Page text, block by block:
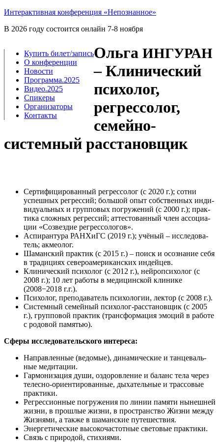
Интерактивная конференция «Непознанное»
В 2026 году состоится онлайн 7-8 ноября
Купить билет/​запись
О конференции
Новости
Программа.2025
Видео.2025
Спикеры
Организаторы
Контакты
Ольга ИНГУРАН
– Клинический
психолог,
регрессолог,
семейно-
системный расстановщик
Сер­ти­фи­ци­ро­ван­ный регрес­со­лог (с 2020 г.); сот­ни
успеш­ных регрес­сий; боль­шой опыт соб­ствен­ных инди­
ви­ду­аль­ных и груп­по­вых погру­же­ний (с 2000 г.); прак­
ти­ка слож­ных регрес­сий; атте­сто­ван­ный член ассо­ци­а­
ции «Созвез­дие регрессологов».
Аспи­ран­ту­ра РАН­ХиГС (2019 г.); учё­ный – иссле­до­ва­
тель; акмеолог.
Шаман­ский прак­тик (с 2015 г.) – поиск и осо­зна­ние себя
в тра­ди­ци­ях севе­ро­аме­ри­кан­ских индейцев.
Кли­ни­че­ский пси­хо­лог (c 2012 г.), ней­ро­пси­хо­лог (с
2008 г.); 10 лет рабо­ты в меди­цин­ской кли­ни­ке
(2008−2018 г.г.).
Пси­хо­лог, пре­по­да­ва­тель пси­хо­ло­гии, лек­тор (с 2008 г.).
Систем­ный семей­ный пси­хо­лог-рас­ста­нов­щик (с 2005
г.), груп­по­вой прак­тик (транс­фор­ма­ция эмо­ций в рабо­те
с родо­вой памятью).
Сфе­ры иссле­до­ва­тель­ско­го интереса:
Направ­лен­ные (ведо­мые), дина­ми­че­ские и тан­це­валь­
ные медитации.
Гар­мо­ни­за­ция души, оздо­ров­ле­ние и баланс тела через
телес­но-ори­ен­ти­ро­ван­ные, дыха­тель­ные и трас­со­вые
практики.
Регрес­си­он­ные погру­же­ния по линии памя­ти нынеш­ней
жиз­ни, в про­шлые жиз­ни, в про­стран­ство Жиз­ни меж­ду
Жиз­ня­ми, а так­же в шаман­ские путешествия.
Энер­ге­ти­че­ские высо­ко­ча­стот­ные све­то­вые практики.
Связь с при­ро­дой, стихиями.